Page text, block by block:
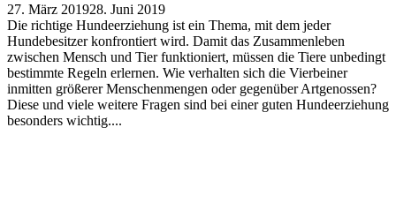
27. März 201928. Juni 2019
Die richtige Hundeerziehung ist ein Thema, mit dem jeder
Hundebesitzer konfrontiert wird. Damit das Zusammenleben
zwischen Mensch und Tier funktioniert, müssen die Tiere unbedingt
bestimmte Regeln erlernen. Wie verhalten sich die Vierbeiner
inmitten größerer Menschenmengen oder gegenüber Artgenossen?
Diese und viele weitere Fragen sind bei einer guten Hundeerziehung
besonders wichtig....